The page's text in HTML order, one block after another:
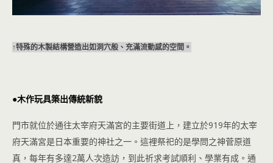
↑特殊的木製結構營造出如洞穴般、充滿流動感的空間。
●木作玩具築出傳統新貌
門市就位於通往太宰府天滿宮的主要街道上，建立於919年的太宰
府天滿宮是日本重要的神社之一。這裡祭祀的是學問之神菅原道
真，每年有多達2萬人次造訪，到此祈求考試順利、學業有成。通